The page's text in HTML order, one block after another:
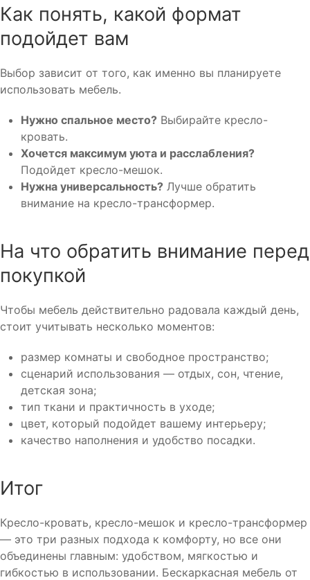
Как понять, какой формат
подойдет вам
Выбор зависит от того, как именно вы планируете
использовать мебель.
Нужно спальное место? Выбирайте кресло-
кровать.
Хочется максимум уюта и расслабления?
Подойдет кресло-мешок.
Нужна универсальность? Лучше обратить
внимание на кресло-трансформер.
На что обратить внимание перед
покупкой
Чтобы мебель действительно радовала каждый день,
стоит учитывать несколько моментов:
размер комнаты и свободное пространство;
сценарий использования — отдых, сон, чтение,
детская зона;
тип ткани и практичность в уходе;
цвет, который подойдет вашему интерьеру;
качество наполнения и удобство посадки.
Итог
Кресло-кровать, кресло-мешок и кресло-трансформер
— это три разных подхода к комфорту, но все они
объединены главным: удобством, мягкостью и
гибкостью в использовании. Бескаркасная мебель от